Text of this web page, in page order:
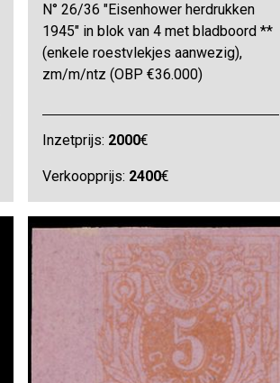
N° 26/36 "Eisenhower herdrukken
1945" in blok van 4 met bladboord **
(enkele roestvlekjes aanwezig),
zm/m/ntz (OBP €36.000)
Inzetprijs: 2000€
Verkoopprijs: 2400€